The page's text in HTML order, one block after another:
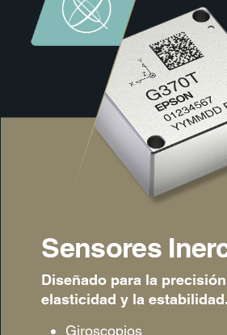
Sensores
Diseñado para la
elasticidad y la estabilidad.
Giroscopios